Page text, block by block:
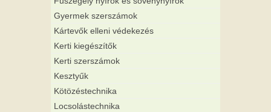
Gyermek szerszámok
Kártevők elleni védekezés
Kerti kiegészítők
Kerti szerszámok
Kesztyűk
Kötözéstechnika
Locsolástechnika